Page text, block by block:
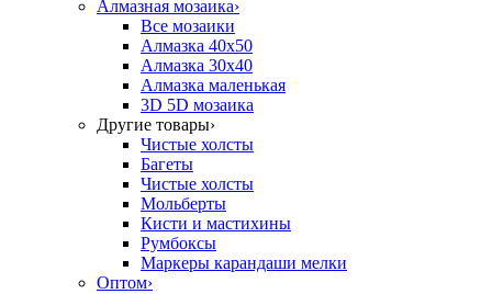
Алмазная мозаика›
Все мозаики
Алмазка 40х50
Алмазка 30х40
Алмазка маленькая
3D 5D мозаика
Другие товары›
Чистые холсты
Багеты
Чистые холсты
Мольберты
Кисти и мастихины
Румбоксы
Маркеры карандаши мелки
Оптом›